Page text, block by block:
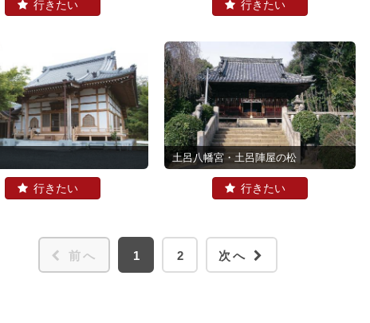
土呂八幡宮・土呂陣屋の松
前へ 1 2 次へ